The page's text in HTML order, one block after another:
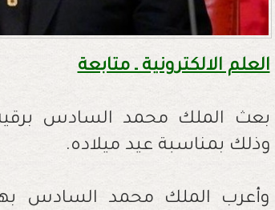
العلم الالكترونية ـ متابعة
بعث الملك محمد السادس برقية
وذلك بمناسبة عيد ميلاده.
وأعرب الملك محمد السادس